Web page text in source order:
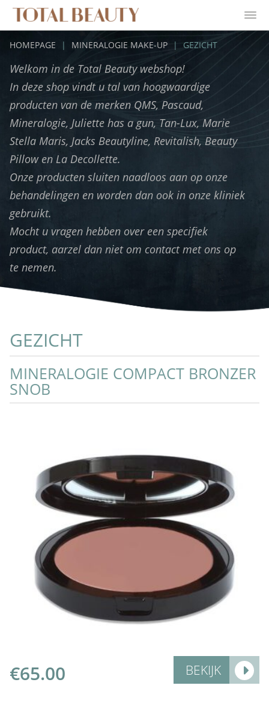
HOMEPAGE | MINERALOGIE MAKE-UP | GEZICHT
Welkom in de Total Beauty webshop!
In deze shop vindt u tal van hoogwaardige
producten van de merken QMS, Pascaud,
Mineralogie, Juliette has a gun, Tan-Lux, Marie
Stella Maris, Jacks Beautyline, Revitalish, Beauty
Pillow en La Decollette.
Onze producten sluiten naadloos aan op onze
behandelingen en worden dan ook in onze kliniek
gebruikt.
Mocht u vragen hebben over een specifiek
product, aarzel dan niet om contact met ons op
te nemen.
GEZICHT
MINERALOGIE COMPACT BRONZER
SNOB
€65.00 BEKIJK